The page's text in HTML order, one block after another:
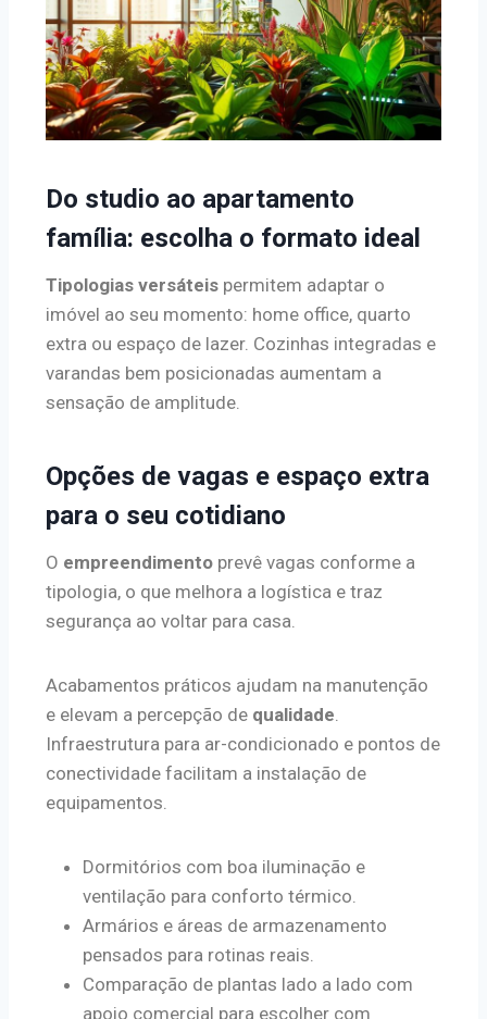
Do studio ao apartamento
família: escolha o formato ideal
Tipologias versáteis permitem adaptar o
imóvel ao seu momento: home office, quarto
extra ou espaço de lazer. Cozinhas integradas e
varandas bem posicionadas aumentam a
sensação de amplitude.
Opções de vagas e espaço extra
para o seu cotidiano
O empreendimento prevê vagas conforme a
tipologia, o que melhora a logística e traz
segurança ao voltar para casa.
Acabamentos práticos ajudam na manutenção
e elevam a percepção de qualidade
Infraestrutura para ar-condicionado e pontos de
conectividade facilitam a instalação de
equipamentos.
Dormitórios com boa iluminação e
ventilação para conforto térmico.
Armários e áreas de armazenamento
pensados para rotinas reais.
Comparação de plantas lado a lado com
apoio comercial para escolher com